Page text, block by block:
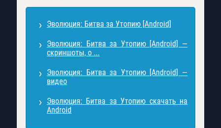
Эволюция: Битва за Утопию [Android]
Эволюция: Битва за Утопию [Android] —
скриншоты, о ...
Эволюция: Битва за Утопию [Android] —
видео
Эволюция: Битва за Утопию скачать на
Android